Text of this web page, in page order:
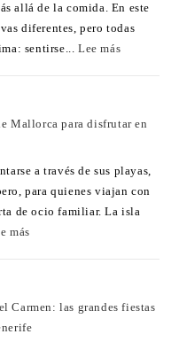
allá de la comida. En este
diferentes, pero todas
sentirse...Lee más
Mallorca para disfrutar en
a través de sus playas,
para quienes viajan con
de ocio familiar. La isla
más
Carmen: las grandes fiestas